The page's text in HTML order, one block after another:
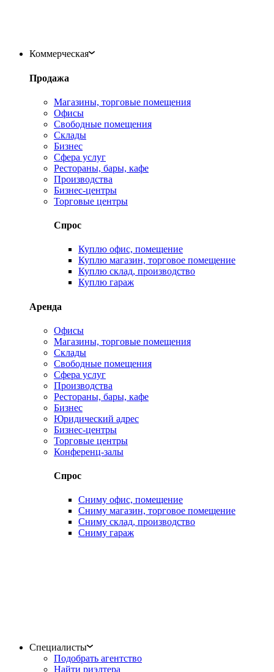
Коммерческая
Продажа
Магазины, торговые помещения
Офисы
Свободные помещения
Склады
Бизнес
Сфера услуг
Рестораны, бары, кафе
Производства
Бизнес-центры
Торговые центры
Спрос
Куплю офис, помещение
Куплю магазин, торговое помещение
Куплю склад, производство
Куплю гараж
Аренда
Офисы
Магазины, торговые помещения
Склады
Свободные помещения
Сфера услуг
Производства
Рестораны, бары, кафе
Бизнес
Юридический адрес
Бизнес-центры
Торговые центры
Конференц-залы
Спрос
Сниму офис, помещение
Сниму магазин, торговое помещение
Сниму склад, производство
Сниму гараж
Специалисты
Подобрать агентство
Найти риэлтера